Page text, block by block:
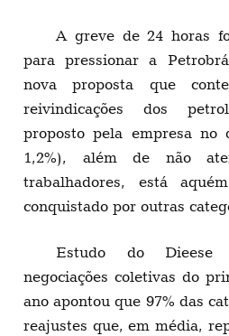
A greve de 24 horas
para pressionar a
nova proposta que
reivindicações dos
proposto pela empresa no
1,2%), além de não
trabalhadores, está
conquistado por outras
Estudo do Dieese
negociações coletivas do
ano apontou que 97% das
reajustes que, em média,